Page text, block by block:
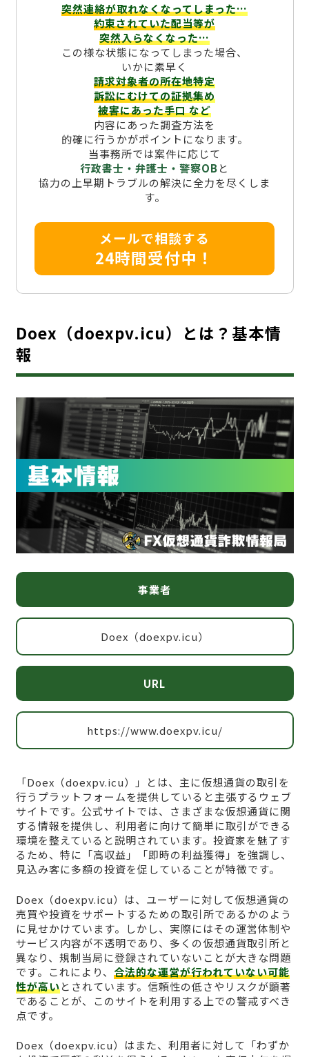
突然連絡が取れなくなってしまった…
約束されていた配当等が
突然入らなくなった…
この様な状態になってしまった場合、
いかに素早く
請求対象者の所在地特定
訴訟にむけての証拠集め
被害にあった手口など
内容にあった調査方法を
的確に行うかがポイントになります。
当事務所では案件に応じて
行政書士・弁護士・警察OBと
協力の上早期トラブルの解決に全力を尽くしま
す。
メールで相談する
24時間受付中！
Doex（doexpv.icu）とは？基本情
報
事業者
Doex（doexpv.icu）
URL
https://www.doexpv.icu/
「Doex（doexpv.icu）」とは、主に仮想通貨の取引を
行うプラットフォームを提供していると主張するウェブ
サイトです。公式サイトでは、さまざまな仮想通貨に関
する情報を提供し、利用者に向けて簡単に取引ができる
環境を整えていると説明されています。投資家を魅了す
るため、特に「高収益」「即時の利益獲得」を強調し、
見込み客に多額の投資を促していることが特徴です。
Doex（doexpv.icu）は、ユーザーに対して仮想通貨の
売買や投資をサポートするための取引所であるかのよう
に見せかけています。しかし、実際にはその運営体制や
サービス内容が不透明であり、多くの仮想通貨取引所と
異なり、規制当局に登録されていないことが大きな問題
です。これにより、 合法的な運営が行われていない可能
性が高いとされています。信頼性の低さやリスクが顕著
であることが、このサイトを利用する上での警戒すべき
点です。
Doex（doexpv.icu）はまた、利用者に対して「わずか